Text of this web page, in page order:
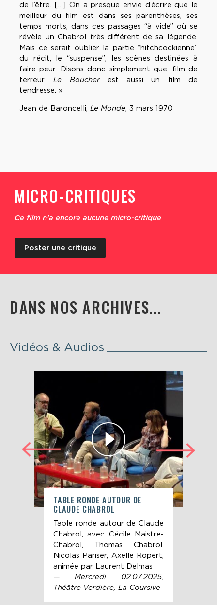
de l’être. […] On a presque envie d’écrire que le
meilleur du film est dans ses parenthèses, ses
temps morts, dans ces passages “à vide” où se
révèle un Chabrol très différent de sa légende.
Mais ce serait oublier la partie “hitchcockienne”
du récit, le “suspense”, les scènes destinées à
faire peur. Disons donc simplement que, film de
terreur,Le Boucher est aussi un film de
tendresse. »
Jean de Baroncelli, Le Monde, 3 mars 1970
MICRO-CRITIQUES
Ce film n'a encore aucune micro-critique
Poster une critique
DANS NOS ARCHIVES...
Vidéos & Audios
TABLE RONDE AUTOUR DE
CLAUDE CHABROL
Table ronde autour de Claude
Chabrol, avec Cécile Maistre-
Chabrol, Thomas Chabrol,
Nicolas Pariser, Axelle Ropert,
animée par Laurent Delmas
— Mercredi 02.07.2025,
Théâtre Verdière, La Coursive